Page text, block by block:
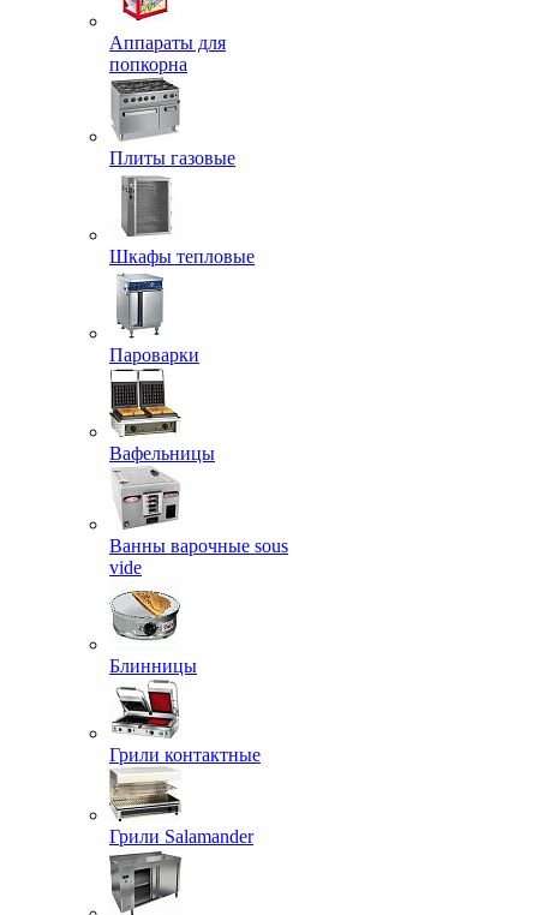
Аппараты для
попкорна
Плиты газовые
Шкафы тепловые
Пароварки
Вафельницы
Ванны варочные sous
vide
Блинницы
Грили контактные
Грили Salamander